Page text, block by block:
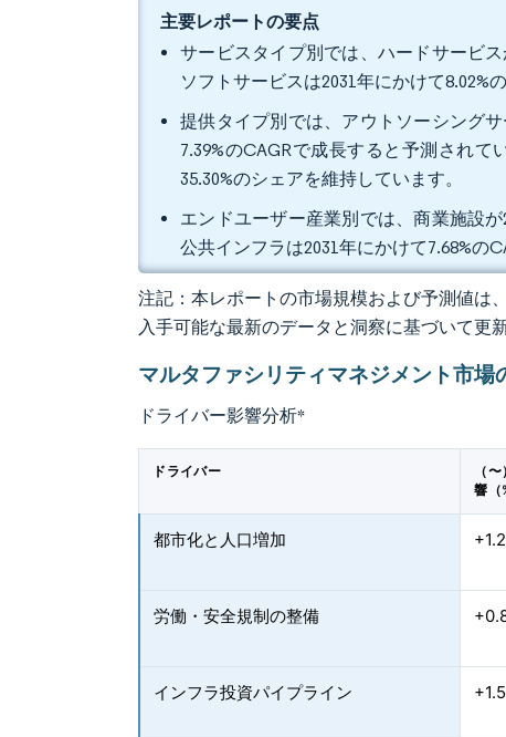
主要レポートの要点
サービスタイプ別では、ハードサービ
ソフトサービスは2031年にかけて8.02%
提供タイプ別では、アウトソーシング
7.39%のCAGRで成長すると予測され
35.30%のシェアを維持しています。
エンドユーザー産業別では、商業施設
公共インフラは2031年にかけて7.68%の
注記：本レポートの市場規模および予測値は
入手可能な最新のデータと洞察に基づいて更
マルタファシリティマネジメント市場
ドライバー影響分析*
ドライバー
（
響（
都市化と人口増加
労働・安全規制の整備
インフラ投資パイプライン